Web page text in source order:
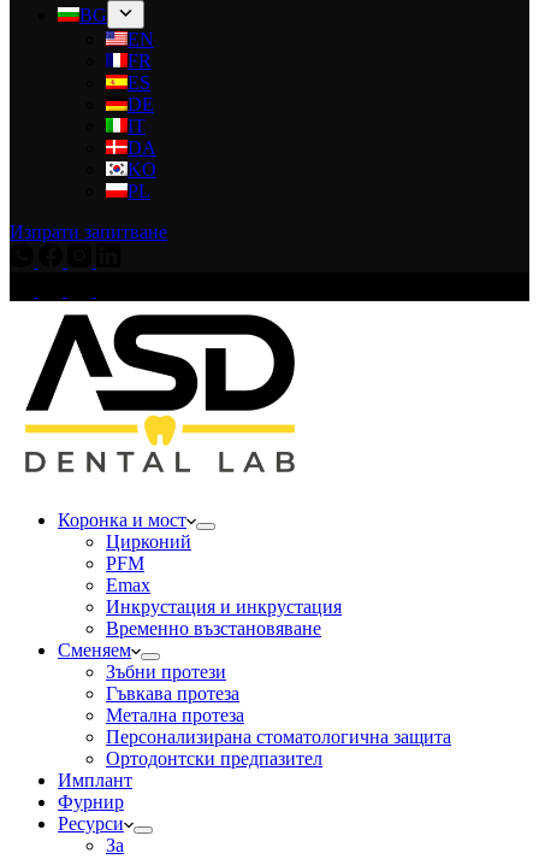
BG
EN
FR
ES
DE
IT
DA
KO
PL
Изпрати запитване
Коронка и мост
Цирконий
PFM
Emax
Инкрустация и инкрустация
Временно възстановяване
Сменяем
Зъбни протези
Гъвкава протеза
Метална протеза
Персонализирана стоматологична защита
Ортодонтски предпазител
Имплант
Фурнир
Ресурси
За